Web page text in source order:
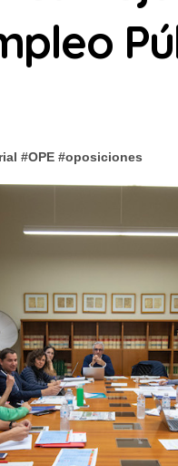
#OPE #oposiciones